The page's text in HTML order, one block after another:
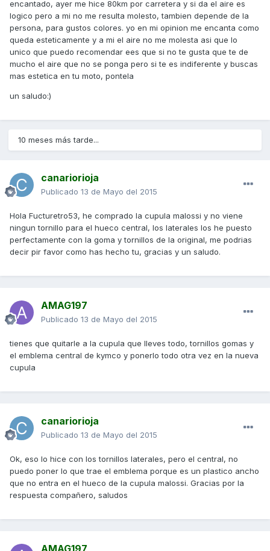
encantado, ayer me hice 80km por carretera y si da el aire es
logico pero a mi no me resulta molesto, tambien depende de la
persona, para gustos colores. yo en mi opinion me encanta como
queda esteticamente y a mi el aire no me molesta asi que lo
unico que puedo recomendar ees que si no te gusta que te de
mucho el aire que no se ponga pero si te es indiferente y buscas
mas estetica en tu moto, pontela
un saludo:)
10 meses más tarde...
canariorioja
Publicado 13 de Mayo del 2015
Hola Fucturetro53, he comprado la cupula malossi y no viene
ningun tornillo para el hueco central, los laterales los he puesto
perfectamente con la goma y tornillos de la original, me podrias
decir pir favor como has hecho tu, gracias y un saludo.
AMAG197
Publicado 13 de Mayo del 2015
tienes que quitarle a la cupula que lleves todo, tornillos gomas y
el emblema central de kymco y ponerlo todo otra vez en la nueva
cupula
canariorioja
Publicado 13 de Mayo del 2015
Ok, eso lo hice con los tornillos laterales, pero el central, no
puedo poner lo que trae el emblema porque es un plastico ancho
que no entra en el hueco de la cupula malossi. Gracias por la
respuesta compañero, saludos